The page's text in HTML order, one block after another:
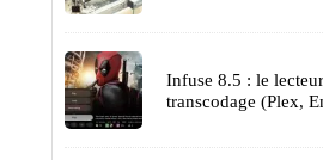
Infuse 8.5 : le
transcodage (Plex,